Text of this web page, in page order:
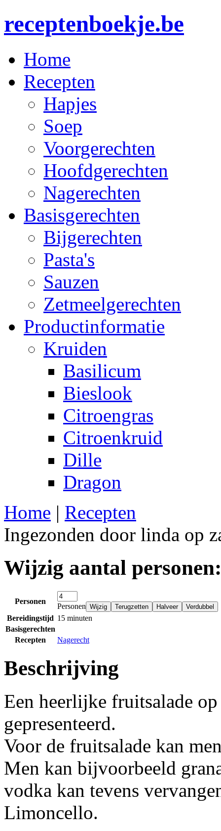
receptenboekje.be
Home
Recepten
Hapjes
Soep
Voorgerechten
Hoofdgerechten
Nagerechten
Basisgerechten
Bijgerechten
Pasta's
Sauzen
Zetmeelgerechten
Productinformatie
Kruiden
Basilicum
Bieslook
Citroengras
Citroenkruid
Dille
Dragon
Home | Recepten
Ingezonden door linda op
Wijzig aantal personen:
Personen
Personen
Bereidingstijd 15 minuten
Basisgerechten
Recepten
Nagerecht
Beschrijving
Een heerlijke fruitsalade
gepresenteerd.
Voor de fruitsalade kan
Men kan bijvoorbeeld
vodka kan tevens
Limoncello.